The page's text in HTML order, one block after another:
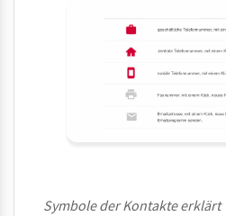
Symbole der Kontakte erklärt